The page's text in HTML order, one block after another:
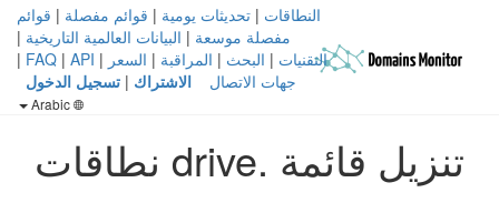
النطاقات | تحديثات يومية | قوائم مفصلة | قوائم
مفصلة موسعة | البيانات العالمية التاريخية |
التقنيات | البحث | المراقبة | السعر |
FAQ | API
|
جهات الاتصال
الاشتراك | تسجيل الدخول
تنزيل قائمة .drive نطاقات